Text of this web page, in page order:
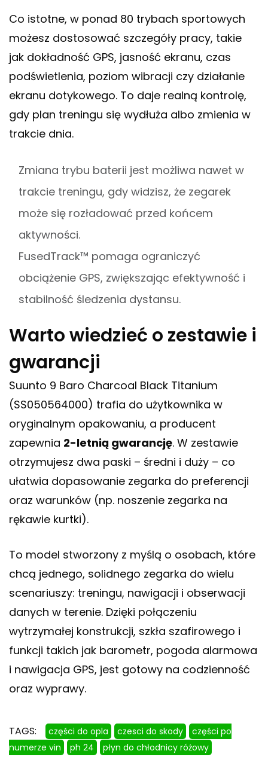
Co istotne, w ponad 80 trybach sportowych
możesz dostosować szczegóły pracy, takie
jak dokładność GPS, jasność ekranu, czas
podświetlenia, poziom wibracji czy działanie
ekranu dotykowego. To daje realną kontrolę,
gdy plan treningu się wydłuża albo zmienia w
trakcie dnia.
Zmiana trybu baterii jest możliwa nawet w
trakcie treningu, gdy widzisz, że zegarek
może się rozładować przed końcem
aktywności.
FusedTrack™ pomaga ograniczyć
obciążenie GPS, zwiększając efektywność i
stabilność śledzenia dystansu.
Warto wiedzieć o zestawie i
gwarancji
Suunto 9 Baro Charcoal Black Titanium
(SS050564000) trafia do użytkownika w
oryginalnym opakowaniu, a producent
zapewnia 2-letnią gwarancję. W zestawie
otrzymujesz dwa paski – średni i duży – co
ułatwia dopasowanie zegarka do preferencji
oraz warunków (np. noszenie zegarka na
rękawie kurtki).
To model stworzony z myślą o osobach, które
chcą jednego, solidnego zegarka do wielu
scenariuszy: treningu, nawigacji i obserwacji
danych w terenie. Dzięki połączeniu
wytrzymałej konstrukcji, szkła szafirowego i
funkcji takich jak barometr, pogoda alarmowa
i nawigacja GPS, jest gotowy na codzienność
oraz wyprawy.
TAGS: części do opla czesci do skody
części po
numerze vin
ph 24 płyn do chłodnicy różowy